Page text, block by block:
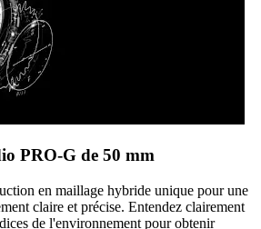
PRO-G de 50 mm
en maillage hybride unique pour une
claire et précise. Entendez clairement
de l'environnement pour obtenir